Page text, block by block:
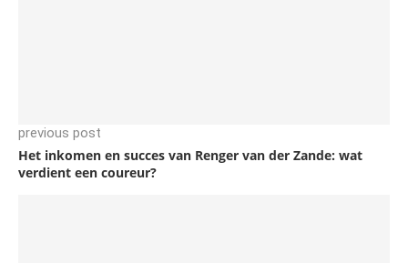
previous post
Het inkomen en succes van Renger van der Zande: wat
verdient een coureur?